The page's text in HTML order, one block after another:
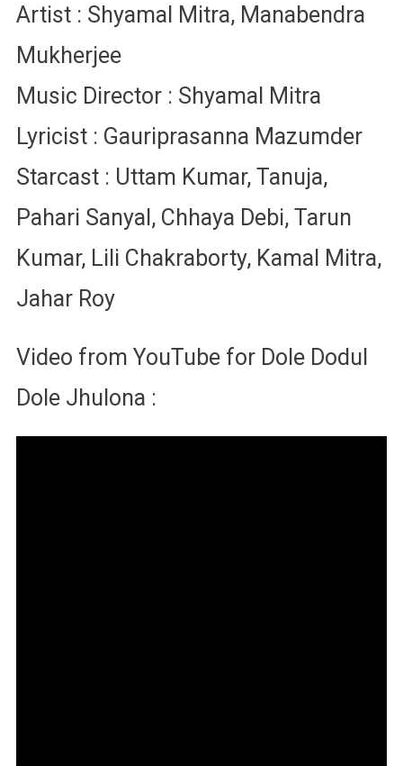
Artist : Shyamal Mitra, Manabendra
Mukherjee
Music Director : Shyamal Mitra
Lyricist : Gauriprasanna Mazumder
Starcast : Uttam Kumar, Tanuja,
Pahari Sanyal, Chhaya Debi, Tarun
Kumar, Lili Chakraborty, Kamal Mitra,
Jahar Roy
Video from YouTube for Dole Dodul
Dole Jhulona :